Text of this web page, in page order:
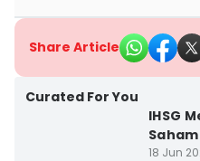
Share Article
Curated For You
IHSG
18 Jun